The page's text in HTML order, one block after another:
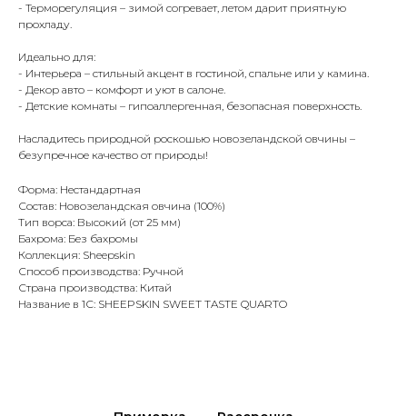
- Терморегуляция – зимой согревает, летом дарит приятную
прохладу.
Идеально для:
- Интерьера – стильный акцент в гостиной, спальне или у камина.
- Декор авто – комфорт и уют в салоне.
- Детские комнаты – гипоаллергенная, безопасная поверхность.
Насладитесь природной роскошью новозеландской овчины –
безупречное качество от природы!
Форма: Нестандартная
Состав: Новозеландская овчина (100%)
Тип ворса: Высокий (от 25 мм)
Бахрома: Без бахромы
Коллекция: Sheepskin
Способ производства: Ручной
Страна производства: Китай
Название в 1С: SHEEPSKIN SWEET TASTE QUARTO